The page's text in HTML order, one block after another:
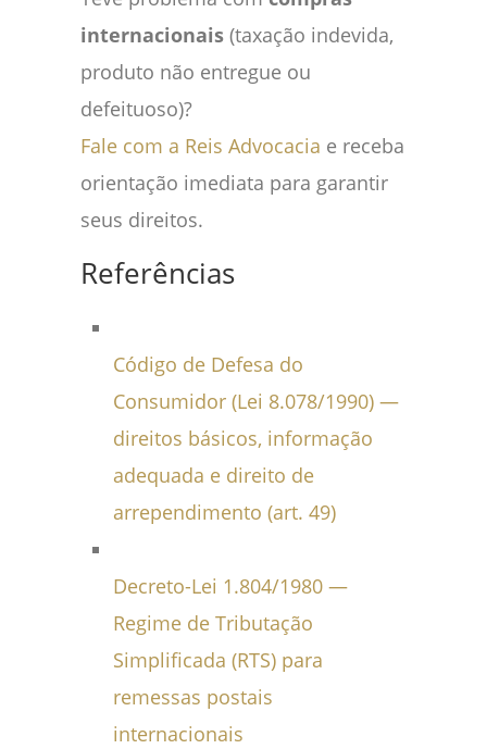
internacionais (taxação indevida,
produto não entregue ou
defeituoso)?
Fale com a Reis Advocacia e receba
orientação imediata para garantir
seus direitos.
Referências
Código de Defesa do
Consumidor (Lei 8.078/1990) —
direitos básicos, informação
adequada e direito de
arrependimento (art. 49)
Decreto-Lei 1.804/1980 —
Regime de Tributação
Simplificada (RTS) para
remessas postais
internacionais